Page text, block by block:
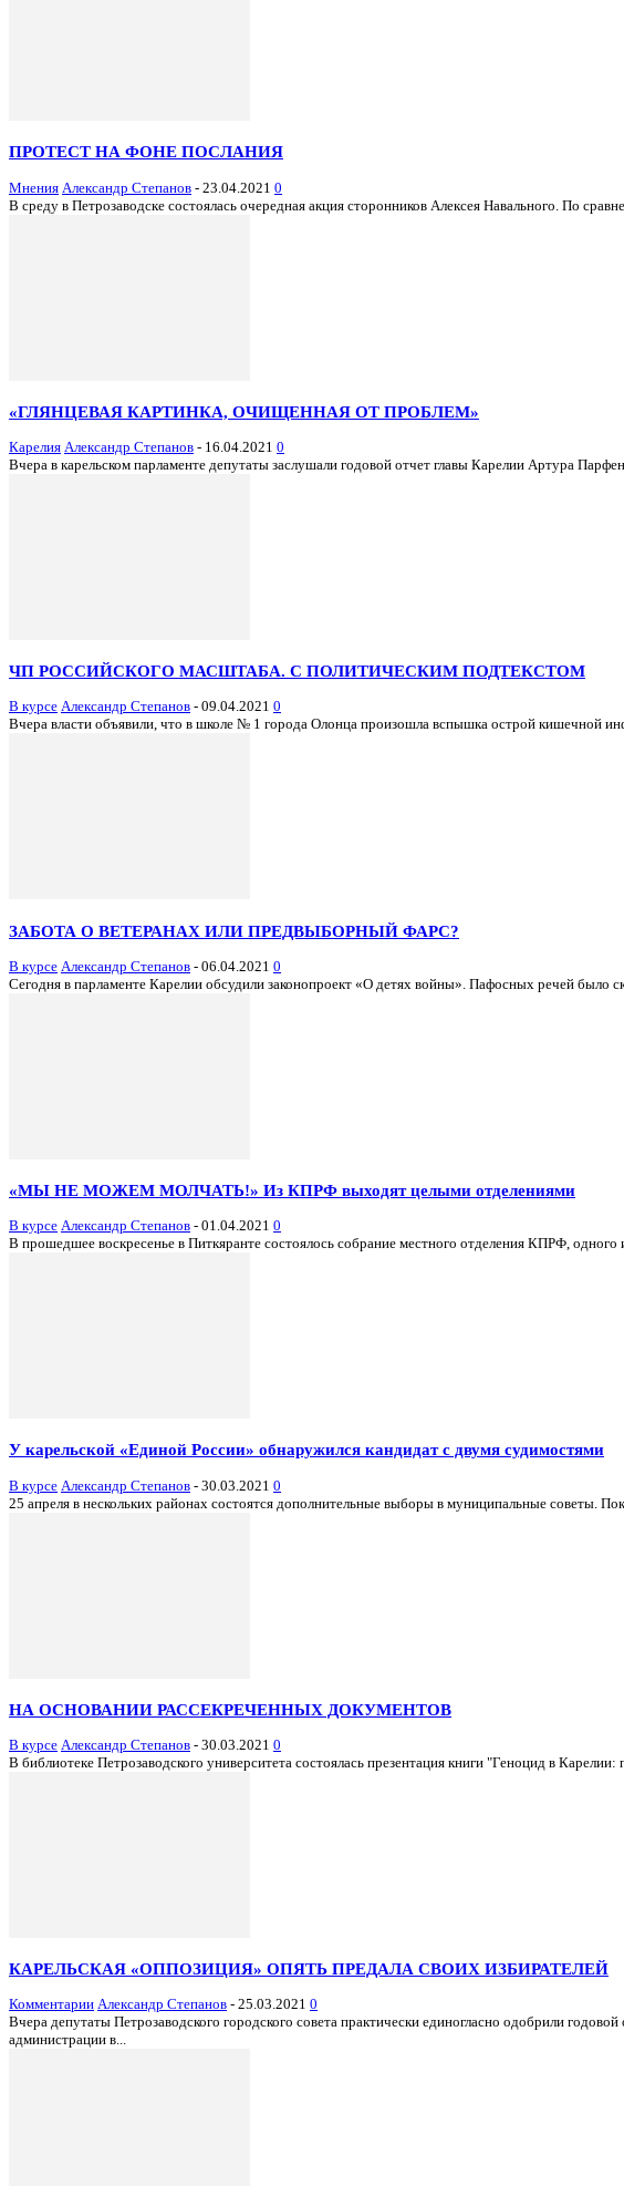
ПРОТЕСТ НА ФОНЕ ПОСЛАНИЯ
Мнения Александр Степанов - 23.04.2021 0
В среду в Петрозаводске состоялась очередная акция сторонников Алексея Навального. По
«ГЛЯНЦЕВАЯ КАРТИНКА, ОЧИЩЕННАЯ ОТ ПРОБЛЕМ»
Карелия Александр Степанов - 16.04.2021 0
Вчера в карельском парламенте депутаты заслушали годовой отчет главы Карелии Артура
ЧП РОССИЙСКОГО МАСШТАБА. С ПОЛИТИЧЕСКИМ ПОДТЕКСТОМ
В курсе Александр Степанов - 09.04.2021 0
Вчера власти объявили, что в школе № 1 города Олонца произошла вспышка острой кишечной
ЗАБОТА О ВЕТЕРАНАХ ИЛИ ПРЕДВЫБОРНЫЙ ФАРС?
В курсе Александр Степанов - 06.04.2021 0
Сегодня в парламенте Карелии обсудили законопроект «О детях войны». Пафосных речей было
«МЫ НЕ МОЖЕМ МОЛЧАТЬ!» Из КПРФ выходят целыми отделениями
В курсе Александр Степанов - 01.04.2021 0
В прошедшее воскресенье в Питкяранте состоялось собрание местного отделения КПРФ,
У карельской «Единой России» обнаружился кандидат с двумя судимостями
В курсе Александр Степанов - 30.03.2021 0
25 апреля в нескольких районах состоятся дополнительные выборы в муниципальные советы.
НА ОСНОВАНИИ РАССЕКРЕЧЕННЫХ ДОКУМЕНТОВ
В курсе Александр Степанов - 30.03.2021 0
В библиотеке Петрозаводского университета состоялась презентация книги "Геноцид в
КАРЕЛЬСКАЯ «ОППОЗИЦИЯ» ОПЯТЬ ПРЕДАЛА СВОИХ ИЗБИРАТЕЛЕЙ
Комментарии Александр Степанов - 25.03.2021 0
Вчера депутаты Петрозаводского городского совета практически единогласно одобрили
администрации в...